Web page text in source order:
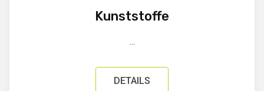
Kunststoffe
...
DETAILS